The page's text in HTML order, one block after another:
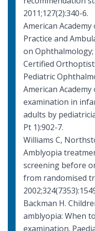
2011;127(2):340-6.
American
Practice and
on
Certified
Pediatric
American
examination in
adults by
Pt 1):902-7.
Williams C,
Amblyopia
screening before
from randomised
Backman H.
amblyopia: When
examination.